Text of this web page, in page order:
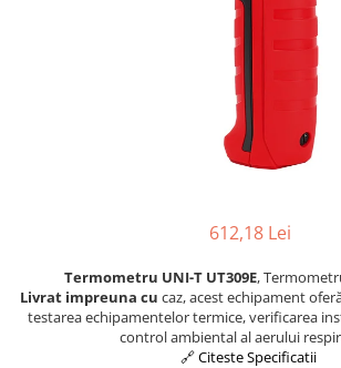
612,18 Lei
Termometru UNI-T UT309E,
Livrat impreuna cu caz, acest echipament
testarea echipamentelor termice, verificarea
control ambiental al aerului
🔗 Citeste Specificatii